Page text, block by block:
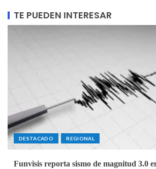
TE PUEDEN INTERESAR
DESTACADO REGIONAL
Funvisis reporta sismo de magnitud 3.0